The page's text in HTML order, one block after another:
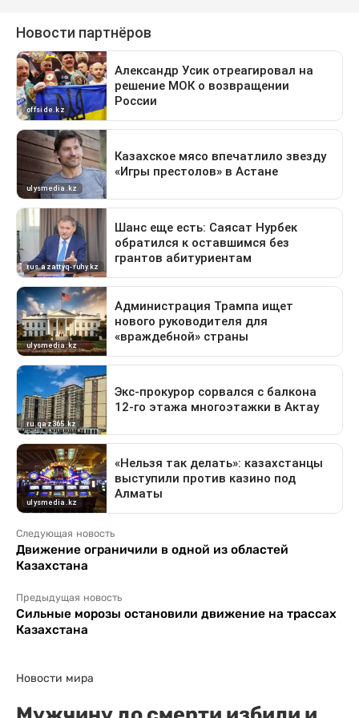
Следующая новость
Движение ограничили в одной из областей
Казахстана
Предыдущая новость
Сильные морозы остановили движение на трассах
Казахстана
Новости мира